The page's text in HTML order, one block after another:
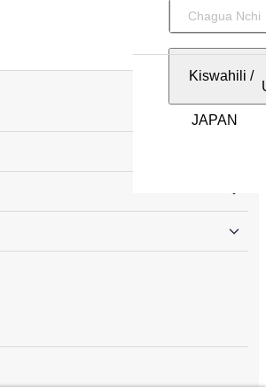
Kiswahili /